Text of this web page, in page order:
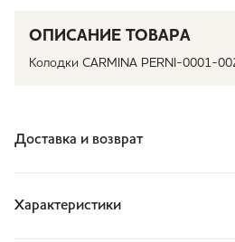
ОПИСАНИЕ ТОВАРА
Колодки CARMINA PERNI-0001-
Доставка и возврат
Характеристики